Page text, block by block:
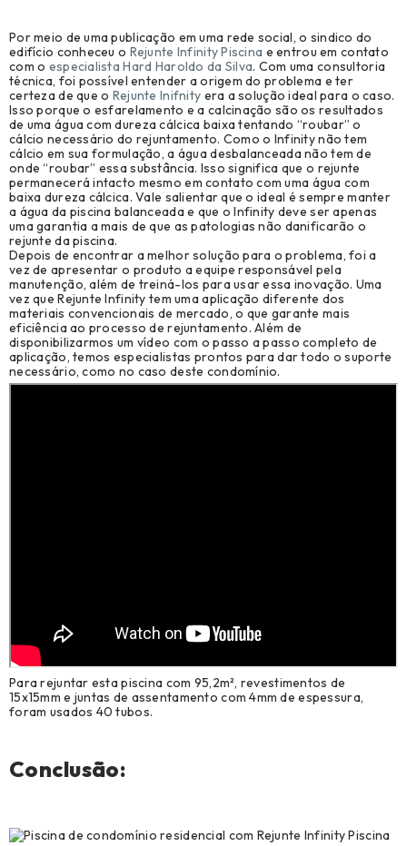
Por meio de uma publicação em uma rede social, o sindico do
edifício conheceu o Rejunte Infinity Piscina e entrou em contato
com o especialista Hard Haroldo da Silva. Com uma consultoria
técnica, foi possível entender a origem do problema e ter
certeza de que o Rejunte Inifnity era a solução ideal para o caso.
Isso porque o esfarelamento e a calcinação são os resultados
de uma água com dureza cálcica baixa tentando “roubar” o
cálcio necessário do rejuntamento. Como o Infinity não tem
cálcio em sua formulação, a água desbalanceada não tem de
onde “roubar” essa substância. Isso significa que o rejunte
permanecerá intacto mesmo em contato com uma água com
baixa dureza cálcica. Vale salientar que o ideal é sempre manter
a água da piscina balanceada e que o Infinity deve ser apenas
uma garantia a mais de que as patologias não danificarão o
rejunte da piscina.
Depois de encontrar a melhor solução para o problema, foi a
vez de apresentar o produto a equipe responsável pela
manutenção, além de treiná-los para usar essa inovação. Uma
vez que Rejunte Infinity tem uma aplicação diferente dos
materiais convencionais de mercado, o que garante mais
eficiência ao processo de rejuntamento. Além de
disponibilizarmos um vídeo com o passo a passo completo de
aplicação, temos especialistas prontos para dar todo o suporte
necessário, como no caso deste condomínio.
Para rejuntar esta piscina com 95,2m², revestimentos de
15x15mm e juntas de assentamento com 4mm de espessura,
foram usados 40 tubos.
Conclusão: